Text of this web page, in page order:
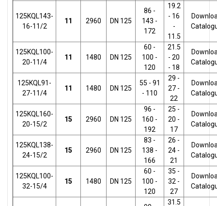
125KQL143-
16-11/2
11 2960 DN 125
86 -
143 -
172
19.2
- 16
-
11.5
125KQL100-
20-11/4
11 1480 DN 125
60 -
100 -
120
21.5
- 20
- 18
125KQL91-
27-11/4
11 1480 DN 125
55 - 91
- 110
29 -
27 -
22
125KQL160-
20-15/2
15 2960 DN 125
96 -
160 -
192
25 -
20 -
17
125KQL138-
24-15/2
15 2960 DN 125
83 -
138 -
166
26 -
24 -
21
125KQL100-
32-15/4
15 1480 DN 125
60 -
100 -
120
35 -
32 -
27
31.5